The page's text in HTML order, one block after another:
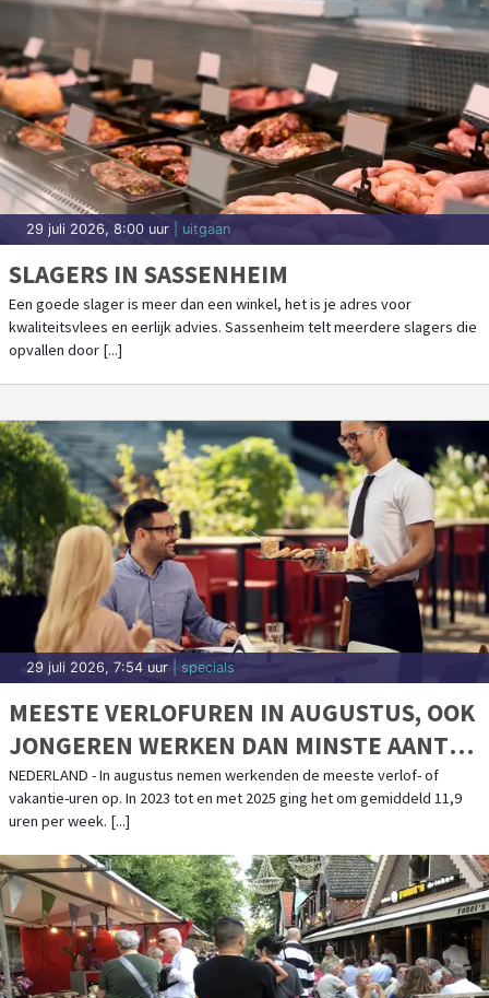
29 juli 2026, 8:00 uur | uitgaan
SLAGERS IN SASSENHEIM
Een goede slager is meer dan een winkel, het is je adres voor
kwaliteitsvlees en eerlijk advies. Sassenheim telt meerdere slagers die
opvallen door [...]
29 juli 2026, 7:54 uur | specials
MEESTE VERLOFUREN IN AUGUSTUS, OOK
JONGEREN WERKEN DAN MINSTE AANTAL
UREN
NEDERLAND - In augustus nemen werkenden de meeste verlof- of
vakantie-uren op. In 2023 tot en met 2025 ging het om gemiddeld 11,9
uren per week. [...]